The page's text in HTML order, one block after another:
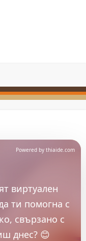
Powered by thiaide.com
виртуален
ти помогна с
свързано с
днес? 😊